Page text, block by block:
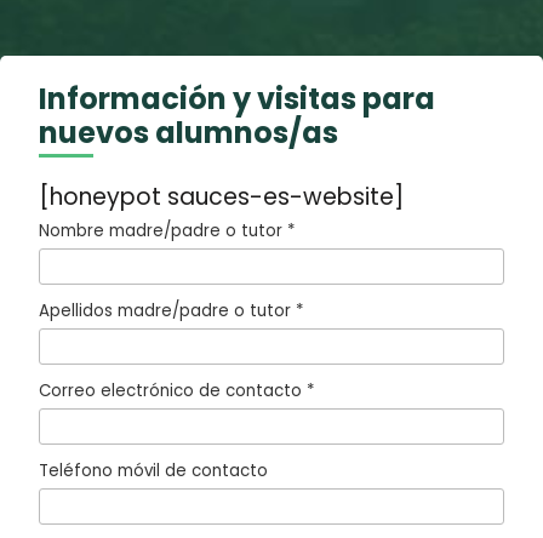
Información y visitas para
nuevos alumnos/as
[honeypot sauces-es-website]
Nombre madre/padre o tutor *
Apellidos madre/padre o tutor *
Correo electrónico de contacto *
Teléfono móvil de contacto